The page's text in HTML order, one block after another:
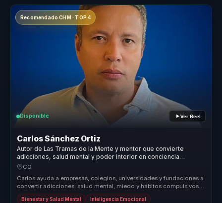
Recomendado CHM · TOP 4
Disponible Ver Reel
Carlos Sánchez Ortiz
Autor de Las Tramas de la Mente y mentor que convierte
adicciones, salud mental y poder interior en conciencia
aplicable.
CO
Carlos ayuda a empresas, colegios, universidades y fundaciones a
convertir adicciones, salud mental, miedo y hábitos compulsivos
en conci...
Bienestar y Salud Mental Inteligencia Emocional